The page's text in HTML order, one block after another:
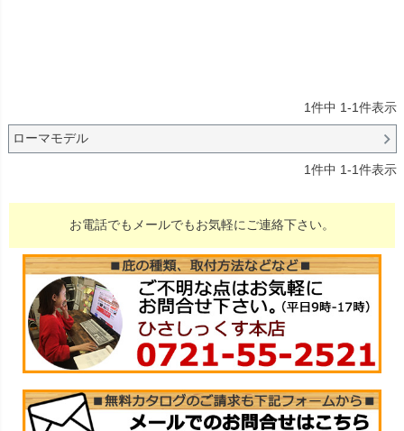
1件中 1-1件表示
ローマモデル
1件中 1-1件表示
お電話でもメールでもお気軽にご連絡下さい。